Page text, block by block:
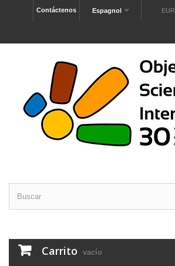
EUR
Espagnol
Contáctenos
Carrito vacío